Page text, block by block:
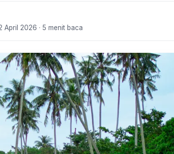
April 2026 · 5 menit baca